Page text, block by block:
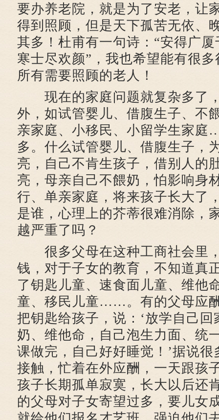
要办养老院，就是为了安老，让
得到照顾，但是天下孤苦无依、
其多！杜甫有一句诗：“安得广
寒士尽欢颜”，我也希望能有很
所有需要照顾的老人！
现在的家庭问题就复杂多了
外，如试管婴儿、借腹生子、不
亲家庭、小移民、小留学生家
多。什么试管婴儿、借腹生子，
亮，自己不肯生孩子，借别人的
亮，母亲自己不餵奶，怕影响身
行、单亲家庭，将来孩子长大了
是谁，心理上的芥蒂很难消除，
越严重了吗？
很多父母在这种工商社会里
钱，对于子女的教育，不知道真
了钥匙儿童、速食面儿童、维他
童、移民儿童……。有的父母应
把钥匙给孩子，说：‘放学自己
奶、维他命，自己泡生力面、统
课做完，自己好好睡觉！’据说
接触，忙着在外应酬，一天跟孩
孩子长期孤单寂寞，长大以后还
的父母对子女寄望过多，要儿女